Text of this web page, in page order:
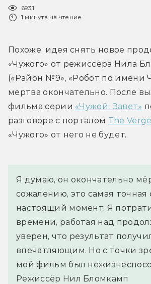
6931
1 минута на чтение
Похоже, идея снять новое
«Чужого» от режиссёра Нила
(«Район №9», «Робот по имени
мертва окончательно. После
фильма серии «Чужой: Завет»
разговоре с порталом The Verge
«Чужого» от него не будет.
Я думаю, он окончательно
сожалению, это самая точная
настоящий момент. Я
времени, работая над
уверен, что результат
впечатляющим. Но с точки
мой фильм был
Режиссёр Нил Бломкамп